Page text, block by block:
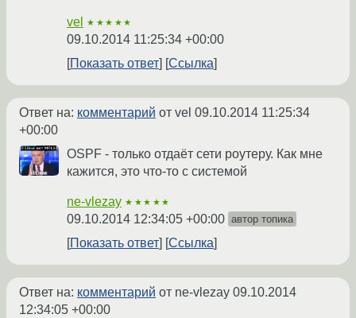
vel ★★★★★
09.10.2014 11:25:34 +00:00
Показать ответ
Ссылка
Ответ на: комментарий от vel 09.10.2014 11:25:34
+00:00
OSPF - только отдаёт сети роутеру. Как мне
кажится, это что-то с системой
ne-vlezay ★★★★★
09.10.2014 12:34:05 +00:00 автор топика
Показать ответ Ссылка
Ответ на: комментарий от ne-vlezay 09.10.2014
12:34:05 +00:00